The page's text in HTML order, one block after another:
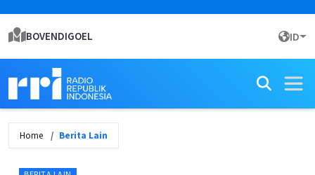
BOVENDIGOEL ID
Home Berita Lain